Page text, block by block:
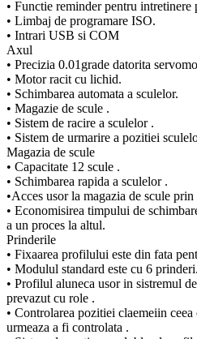
• Functie reminder pentru intretinere
• Limbaj de programare ISO.
• Intrari USB si COM
Axul
• Precizia 0.01grade datorita
• Motor racit cu lichid.
• Schimbarea automata a sculelor.
• Magazie de scule .
• Sistem de racire a sculelor .
• Sistem de urmarire a pozitiei
Magazia de scule
• Capacitate 12 scule .
• Schimbarea rapida a sculelor .
•Acces usor la magazia de scule
• Economisirea timpului de
a un proces la altul.
Prinderile
• Fixaarea profilului este din fata
• Modulul standard este cu 6 prinderi.
• Profilul aluneca usor in sistremul
prevazut cu role .
• Controlarea pozitiei claemeiin
urmeaza a fi controlata .